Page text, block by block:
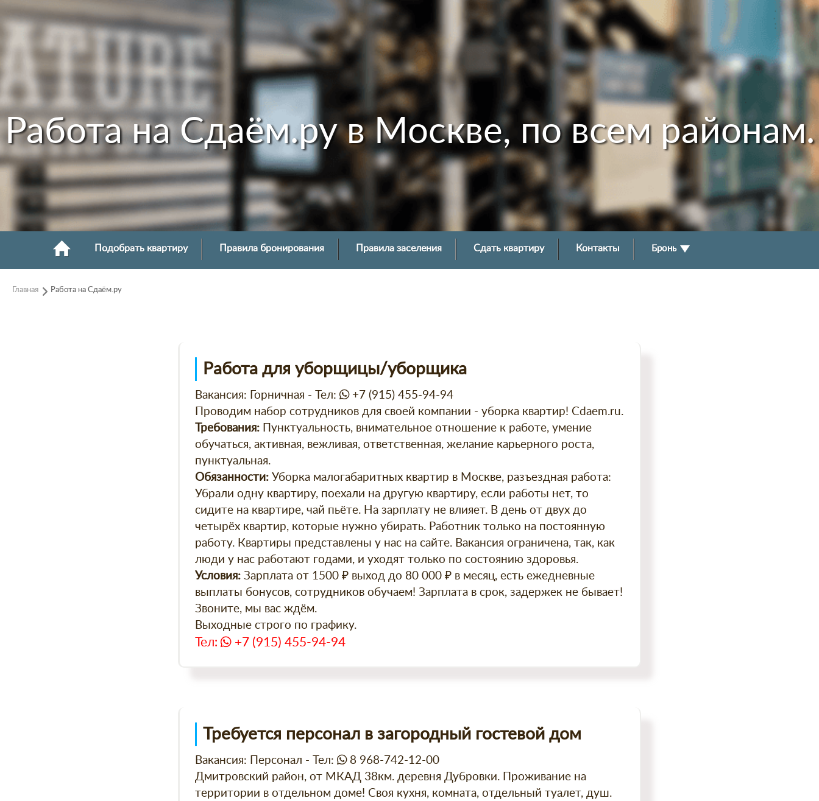
Работа на Сдаём.ру в Москве, по всем районам.
Подобрать квартиру Правила бронирования Правила заселения Сдать квартиру Контакты Бронь
Главная Работа на Сдаём.ру
Работа для уборщицы/уборщика
Вакансия: Горничная - Тел:
+7 (915) 455-94-94
Проводим набор сотрудников для своей компании - уборка квартир! Сdaem.ru.
Требования: Пунктуальность, внимательное отношение к работе, умение
обучаться, активная, вежливая, ответственная, желание карьерного роста,
пунктуальная.
Обязанности: Уборка малогабаритных квартир в Москве, разъездная работа:
Убрали одну квартиру, поехали на другую квартиру, если работы нет, то
сидите на квартире, чай пьёте. На зарплату не влияет. В день от двух до
четырёх квартир, которые нужно убирать. Работник только на постоянную
работу. Квартиры представлены у нас на сайте. Вакансия ограничена, так, как
люди у нас работают годами, и уходят только по состоянию здоровья.
Условия: Зарплата от 1500 ₽ выход до 80 000 ₽ в месяц, есть ежедневные
выплаты бонусов, сотрудников обучаем! Зарплата в срок, задержек не бывает!
Звоните, мы вас ждём.
Выходные строго по графику.
Тел: +7 (915) 455-94-94
Требуется персонал в загородный гостевой дом
Вакансия: Персонал - Тел:
8 968-742-12-00
Дмитровский район, от МКАД 38км. деревня Дубровки. Проживание на
территории в отдельном доме! Своя кухня, комната, отдельный туалет, душ.